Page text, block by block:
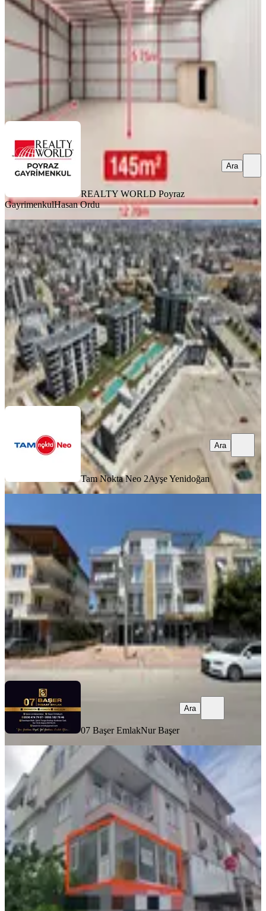
1 Oda·146 m² ·Düz Giriş (Zemin)·
33.500 ₺
REALTY WORLD Poyraz GayrimenkulHasan Ordu
REALTY WORLD Poyraz
GayrimenkulHasan Ordu
Ara
Ayşe Yenidoğan'dan Kepez Devlet
Hastahanesi Karşısında Ofis Katı
Kepez, Sütçüler Mahallesi
2 Oda ·57 m²·2. Kat·21.07.2026
35.000 ₺
Tam Nokta Neo 2Ayşe Yenidoğan
Ara
Tam Nokta Neo 2Ayşe Yenidoğan
Ara
Kepez, Erenköy Mahallesi
1 Oda ·131 m²·Düz Giriş (Zemin) ·03.06.2026
32.000 ₺
07 Başer EmlakNur Başer
07 Başer EmlakNur Başer
Ara
Karaca'dan Ulusoy Caddesı Üzerinde
Kepez, Ahatlı Mahallesi
1 Oda·55 m²·1. Kat 04.05.2026
16.500 ₺
KARACA EMLAK ANTALYAOsman Karaca
Ara